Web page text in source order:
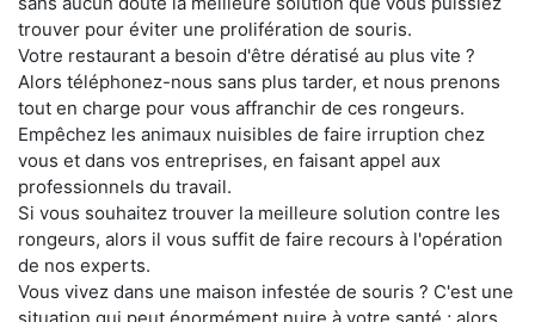
trouver pour éviter une prolifération de souris.
Votre restaurant a besoin d'être dératisé au plus vite ?
Alors téléphonez-nous sans plus tarder, et nous prenons
tout en charge pour vous affranchir de ces rongeurs.
Empêchez les animaux nuisibles de faire irruption chez
vous et dans vos entreprises, en faisant appel aux
professionnels du travail.
Si vous souhaitez trouver la meilleure solution contre les
rongeurs, alors il vous suffit de faire recours à l'opération
de nos experts.
Vous vivez dans une maison infestée de souris ? C'est une
situation qui peut énormément nuire à votre santé ; alors